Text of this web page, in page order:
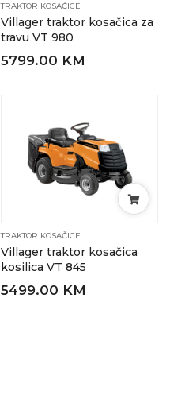
TRAKTOR KOSAČICE
Villager traktor kosačica za
travu VT 980
5799.00 KM
TRAKTOR KOSAČICE
Villager traktor kosačica
kosilica VT 845
5499.00 KM